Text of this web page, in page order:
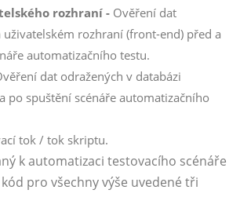
rozhraní - Ověření dat
uživatelském rozhraní (front-end) před a
automatizačního testu.
dat odražených v databázi
po spuštění scénáře automatizačního
tok / tok skriptu.
k automatizaci testovacího scénáře
pro všechny výše uvedené tři